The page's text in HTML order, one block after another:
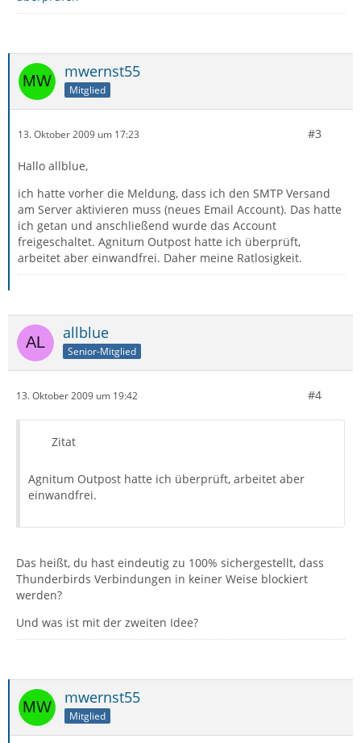
mwernst55
Mitglied
13. Oktober 2009 um 17:23 #3
Hallo allblue,
ich hatte vorher die Meldung, dass ich den SMTP Versand
am Server aktivieren muss (neues Email Account). Das hatte
ich getan und anschließend wurde das Account
freigeschaltet. Agnitum Outpost hatte ich überprüft,
arbeitet aber einwandfrei. Daher meine Ratlosigkeit.
allblue
Senior-Mitglied
13. Oktober 2009 um 19:42 #4
Zitat
Agnitum Outpost hatte ich überprüft, arbeitet aber
einwandfrei.
Das heißt, du hast eindeutig zu 100% sichergestellt, dass
Thunderbirds Verbindungen in keiner Weise blockiert
werden?
Und was ist mit der zweiten Idee?
mwernst55
Mitglied